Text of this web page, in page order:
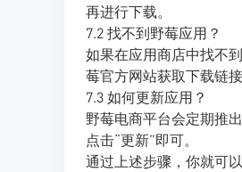
再进行下载。
7.2 找不到野莓应用？
如果在应用商店中找不
莓官方网站获取下载链接
7.3 如何更新应用？
野莓电商平台会定期推
点击“更新”即可。
通过上述步骤，你就可